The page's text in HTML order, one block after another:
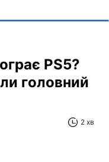
PS5?
головний
2 хв